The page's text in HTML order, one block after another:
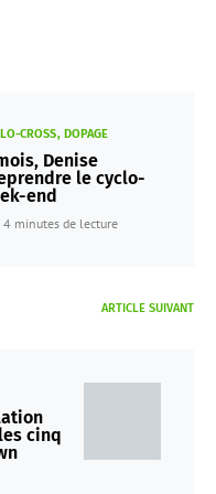
CROSS DOPAGE
Denise
le cyclo-
end
4 minutes de lecture
ARTICLE SUIVANT
cinq